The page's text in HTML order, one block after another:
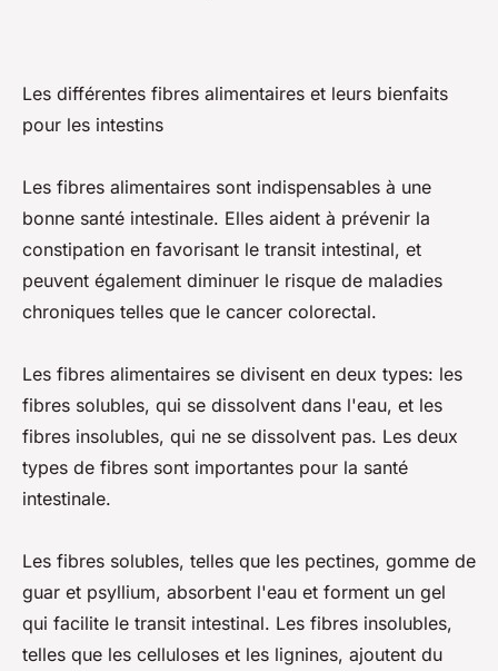
Les différentes fibres alimentaires et leurs bienfaits
pour les intestins
Les fibres alimentaires sont indispensables à une
bonne santé intestinale. Elles aident à prévenir la
constipation en favorisant le transit intestinal, et
peuvent également diminuer le risque de maladies
chroniques telles que le cancer colorectal.
Les fibres alimentaires se divisent en deux types: les
fibres solubles, qui se dissolvent dans l'eau, et les
fibres insolubles, qui ne se dissolvent pas. Les deux
types de fibres sont importantes pour la santé
intestinale.
Les fibres solubles, telles que les pectines, gomme de
guar et psyllium, absorbent l'eau et forment un gel
qui facilite le transit intestinal. Les fibres insolubles,
telles que les celluloses et les lignines, ajoutent du